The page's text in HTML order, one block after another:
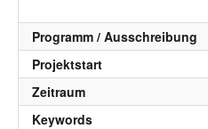
Programm / Ausschreibung
Projektstart
Zeitraum
Keywords